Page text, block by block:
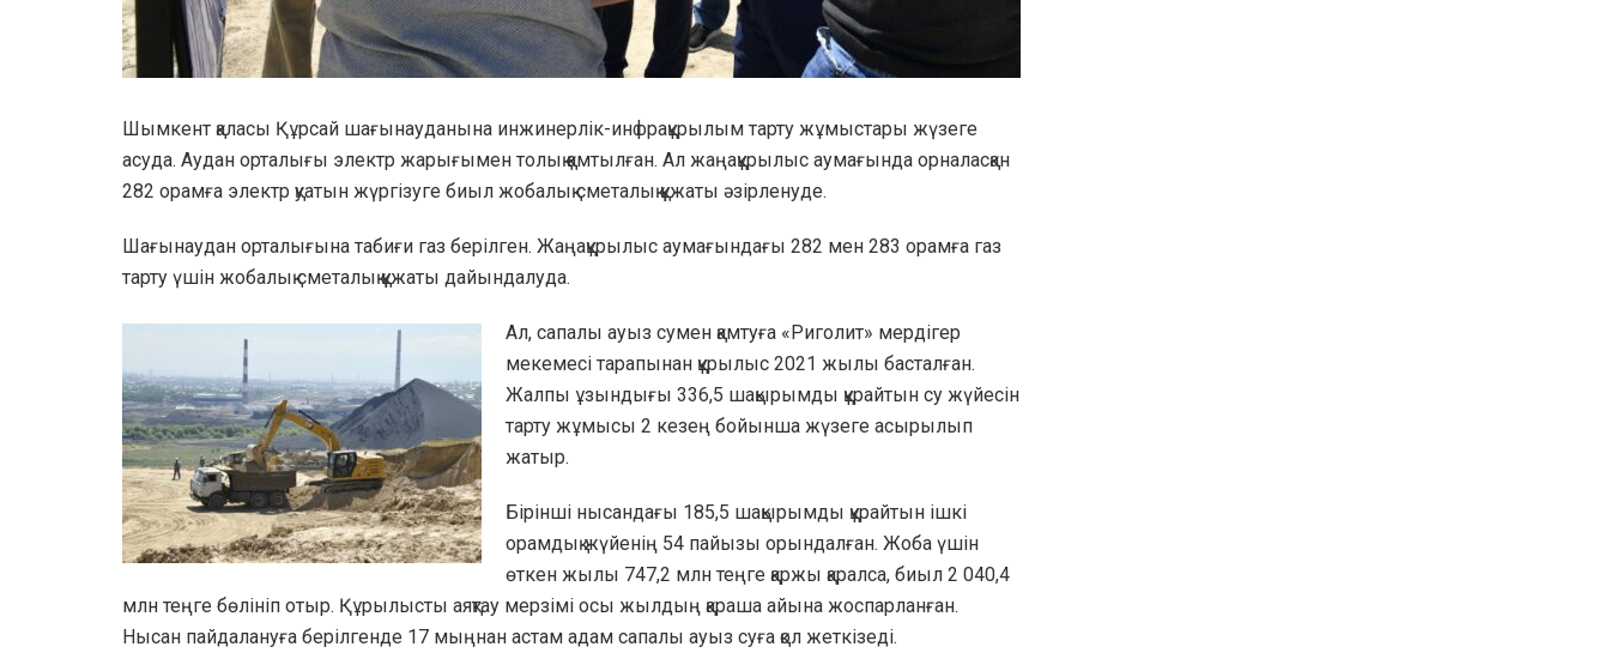
Шымкент қаласы Құрсай шағынауданына инжинерлік-инфрақұрылым тарту жұмыстары жүзеге
асуда. Аудан орталығы электр жарығымен толық қамтылған. Ал жаңақұрылыс аумағында орналасқан
282 орамға электр қуатын жүргізуге биыл жобалық сметалық құжаты әзірленуде.
Шағынаудан орталығына табиғи газ берілген. Жаңақұрылыс аумағындағы 282 мен 283 орамға газ
тарту үшін жобалық сметалық құжаты дайындалуда.
Ал, сапалы ауыз сумен қамтуға «Риголит» мердігер
мекемесі тарапынан құрылыс 2021 жылы басталған.
Жалпы ұзындығы 336,5 шақырымды құрайтын су жүйесін
тарту жұмысы 2 кезең бойынша жүзеге асырылып
жатыр.
Бірінші нысандағы 185,5 шақырымды құрайтын ішкі
орамдық жүйенің 54 пайызы орындалған. Жоба үшін
өткен жылы 747,2 млн теңге қаржы қаралса, биыл 2 040,4
млн теңге бөлініп отыр. Құрылысты аяқтау мерзімі осы жылдың қараша айына жоспарланған.
Нысан пайдалануға берілгенде 17 мыңнан астам адам сапалы ауыз суға қол жеткізеді.